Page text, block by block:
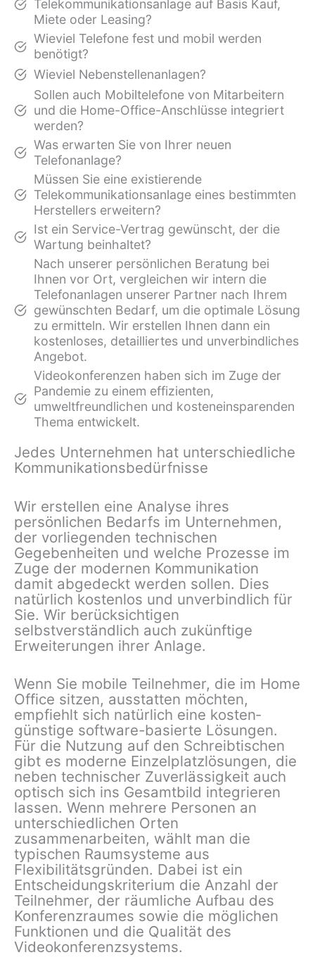
Telekommunikationsanlage auf Basis Kauf,
Miete oder Leasing?
Wieviel Telefone fest und mobil werden
benötigt?
Wieviel Nebenstellenanlagen?
Sollen auch Mobiltelefone von Mitarbeitern
und die Home-Office-Anschlüsse integriert
werden?
Was er­warten Sie von Ihrer neuen
Telefonanlage?
Müssen Sie eine existierende
Telekommunikationsanlage eines bestimmten
Herstellers erweitern?
Ist ein Service-Vertrag gewünscht, der die
Wartung beinhaltet?
Nach unserer persönlichen Beratung bei
Ihnen vor Ort, vergleichen wir intern die
Telefonanlagen unserer Partner nach Ihrem
gewünschten Bedarf, um die optimale Lösung
zu ermitteln. Wir erstellen Ihnen dann ein
kostenloses, detailliertes und unverbindliches
Angebot.
Video­konferenzen haben sich im Zuge der
Pandemie zu einem effizienten,
umweltfreundlichen und kosteneinsparenden
Thema entwickelt.
Jedes Unternehmen hat unterschiedliche
Kommunikationsbedürfnisse
Wir erstellen eine Analyse ihres
persönlichen Bedarfs im Unternehmen,
der vorliegenden technischen
Gegebenheiten und welche Prozesse im
Zuge der modernen Kommunikation
damit abgedeckt werden sollen. Dies
natürlich kostenlos und unverbindlich für
Sie. Wir berücksichtigen
selbstverständlich auch zukünftige
Erweiterungen ihrer Anlage.
Wenn Sie mobile Teilnehmer, die im Home
Office sitzen, ausstatten möchten,
empfiehlt sich natürlich eine kosten­
günstige software-basierte Lösungen.
Für die Nutzung auf den Schreibtischen
gibt es moderne Einzelplatzlösungen, die
neben technischer Zuverlässigkeit auch
optisch sich ins Gesamtbild integrieren
lassen. Wenn mehrere Personen an
unterschiedlichen Orten
zusammenarbeiten, wählt man die
typischen Raumsysteme aus
Flexibilitätsgründen. Dabei ist ein
Entscheidungskriterium die Anzahl der
Teilnehmer, der räumliche Aufbau des
Konferenzraumes sowie die möglichen
Funktionen und die Qualität des
Videokon­ferenz­systems.